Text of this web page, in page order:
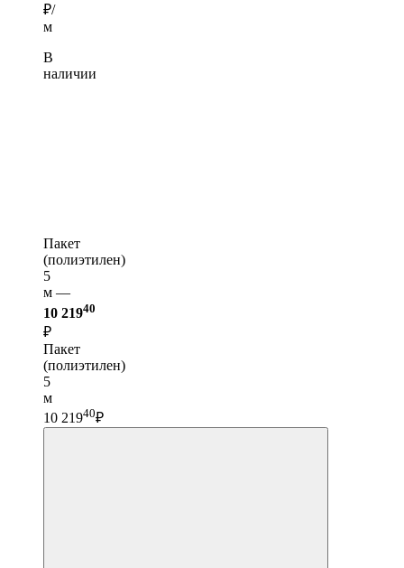
₽/
м
В
наличии
Пакет
(полиэтилен)
5
м —
10 21940
₽
Пакет
(полиэтилен)
5
м
10 21940₽